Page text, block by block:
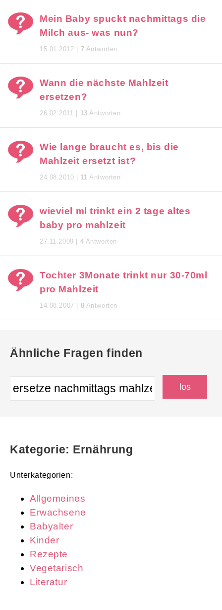
Mein Baby spuckt nachmittags die
Milch aus- was nun?
15.01.2012 | 7 Antworten
Wann die nächste Mahlzeit
ersetzen?
26.02.2011 | 13 Antworten
Wie lange braucht es, bis die
Mahlzeit ersetzt ist?
24.08.2010 | 11 Antworten
wieviel ml trinkt ein 2 tage altes
baby pro mahlzeit
27.11.2009 | 4 Antworten
Tochter 3Monate trinkt nur 30-70ml
pro Mahlzeit
14.08.2007 | 8 Antworten
Ähnliche Fragen finden
Kategorie: Ernährung
Unterkategorien:
Allgemeines
Erwachsene
Babyalter
Kinder
Rezepte
Vegetarisch
Literatur